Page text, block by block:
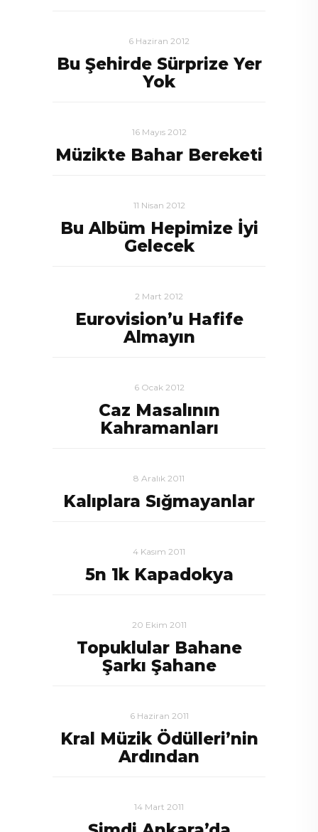
6 Haziran 2012
Bu Şehirde Sürprize Yer
Yok
16 Mayıs 2012
Müzikte Bahar Bereketi
11 Nisan 2012
Bu Albüm Hepimize İyi
Gelecek
2 Mart 2012
Eurovision’u Hafife
Almayın
6 Ocak 2012
Caz Masalının
Kahramanları
8 Aralık 2011
Kalıplara Sığmayanlar
4 Kasım 2011
5n 1k Kapadokya
20 Ekim 2011
Topuklular Bahane
Şarkı Şahane
6 Haziran 2011
Kral Müzik Ödülleri’nin
Ardından
14 Mart 2011